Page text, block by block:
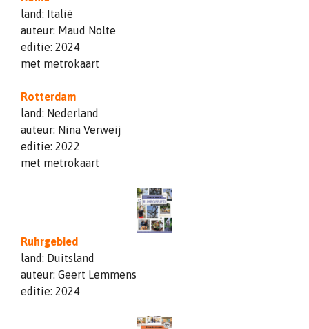
land: Italië
auteur: Maud Nolte
editie: 2024
met metrokaart
Rotterdam
land: Nederland
auteur: Nina Verweij
editie: 2022
met metrokaart
Ruhrgebied
land: Duitsland
auteur: Geert Lemmens
editie: 2024